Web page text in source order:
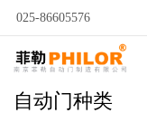
025-86605576
自动门种类